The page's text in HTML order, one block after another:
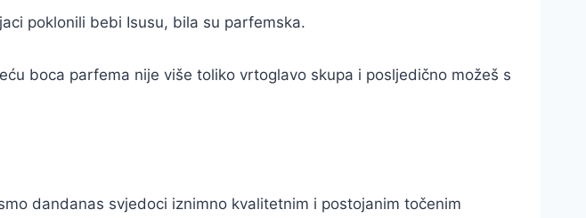
poklonili bebi Isusu, bila su parfemska.
boca parfema nije više toliko vrtoglavo skupa i posljedično možeš s
dandanas svjedoci iznimno kvalitetnim i postojanim točenim